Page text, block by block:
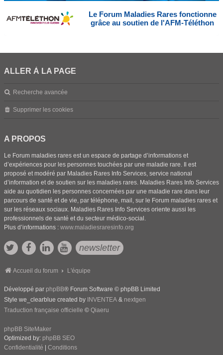
Le Forum Maladies Rares fonctionne
grâce au soutien de l'AFM-Téléthon
ALLER À LA PAGE
Recherche avancée
Supprimer les cookies
A PROPOS
Le Forum maladies rares est un espace de partage d’informations et
d’expériences pour les personnes touchées par une maladie rare. Il est
proposé et modéré par Maladies Rares Info Services, service national
d’information et de soutien sur les maladies rares. Maladies Rares Info Services
aide au quotidien les personnes concernées par une maladie rare dans leur
parcours de santé et de vie, par téléphone, mail, sur le Forum maladies rares et
sur les réseaux sociaux. Maladies Rares Info Services oriente aussi les
professionnels de santé et du secteur médico-social.
Plus d’informations : www.maladiesraresinfo.org
newsletter
Accueil du forum L'équipe
Développé par phpBB® Forum Software © phpBB Limited
Style we_clearblue created by INVENTEA & nextgen
Traduction française officielle © Qiaeru
phpBB SiteMaker
Optimized by: phpBB SEO
Confidentialité
Conditions